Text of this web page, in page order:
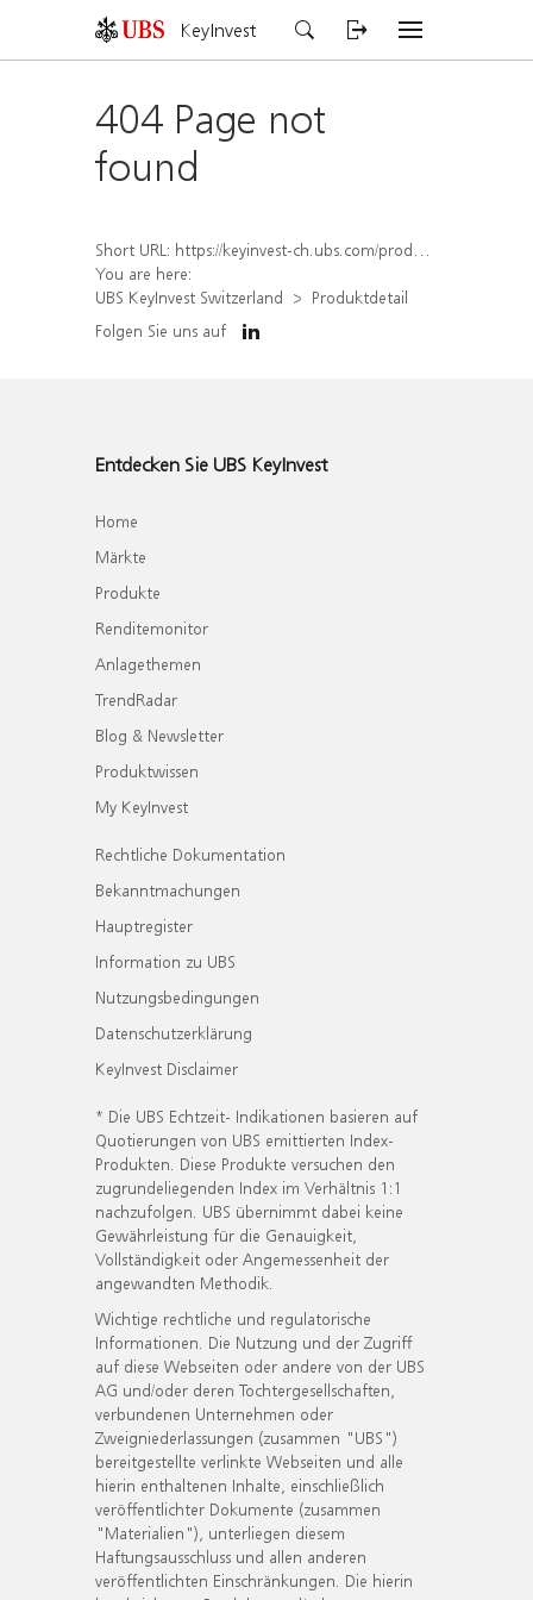
KeyInvest
404 Page not
found
Short URL: https://keyinvest-ch.ubs.com/produkt/detail/index/isin/CH1579751152
You are here:
UBS KeyInvest Switzerland
Produktdetail
Folgen Sie uns auf
Entdecken Sie UBS KeyInvest
Home
Märkte
Produkte
Renditemonitor
Anlagethemen
TrendRadar
Blog & Newsletter
Produktwissen
My KeyInvest
Rechtliche Dokumentation
Bekanntmachungen
Hauptregister
Information zu UBS
Nutzungsbedingungen
Datenschutzerklärung
KeyInvest Disclaimer
* Die UBS Echtzeit- Indikationen basieren auf
Quotierungen von UBS emittierten Index-
Produkten. Diese Produkte versuchen den
zugrundeliegenden Index im Verhältnis 1:1
nachzufolgen. UBS übernimmt dabei keine
Gewährleistung für die Genauigkeit,
Vollständigkeit oder Angemessenheit der
angewandten Methodik.
Wichtige rechtliche und regulatorische
Informationen. Die Nutzung und der Zugriff
auf diese Webseiten oder andere von der UBS
AG und/oder deren Tochtergesellschaften,
verbundenen Unternehmen oder
Zweigniederlassungen (zusammen "UBS")
bereitgestellte verlinkte Webseiten und alle
hierin enthaltenen Inhalte, einschließlich
veröffentlichter Dokumente (zusammen
"Materialien"), unterliegen diesem
Haftungsausschluss und allen anderen
veröffentlichten Einschränkungen. Die hierin